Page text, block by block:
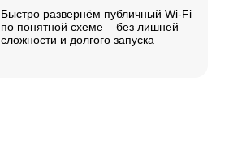
Быстро развернём публичный Wi-Fi
по понятной схеме – без лишней
сложности и долгого запуска